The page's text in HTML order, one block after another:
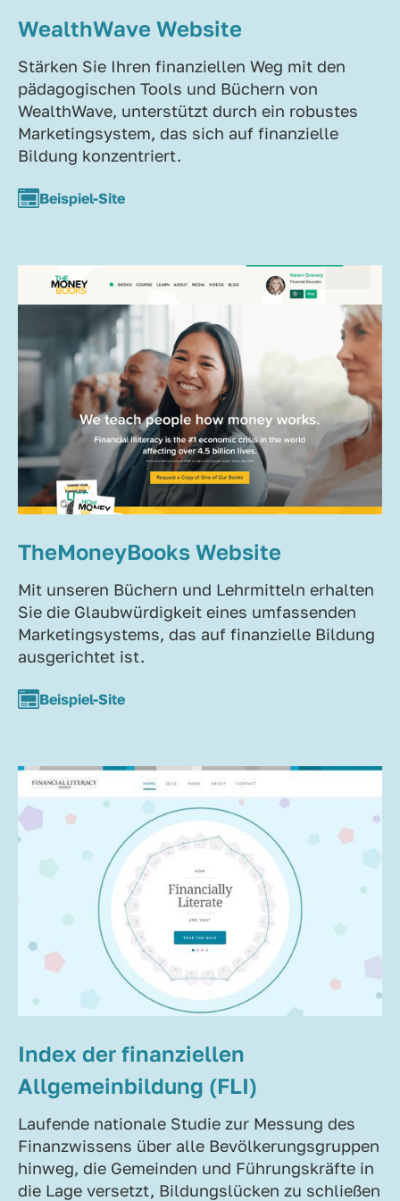
WealthWave Website
Stärken Sie Ihren finanziellen Weg mit den
pädagogischen Tools und Büchern von
WealthWave, unterstützt durch ein robustes
Marketingsystem, das sich auf finanzielle
Bildung konzentriert.
Beispiel-Site
TheMoneyBooks Website
Mit unseren Büchern und Lehrmitteln erhalten
Sie die Glaubwürdigkeit eines umfassenden
Marketingsystems, das auf finanzielle Bildung
ausgerichtet ist.
Beispiel-Site
Index der finanziellen
Allgemeinbildung (FLI)
Laufende nationale Studie zur Messung des
Finanzwissens über alle Bevölkerungsgruppen
hinweg, die Gemeinden und Führungskräfte in
die Lage versetzt, Bildungslücken zu schließen